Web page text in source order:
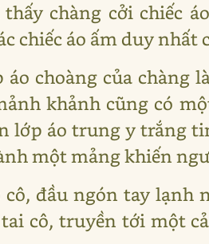
chàng cởi chiếc
chiếc áo ấm duy nhất
choàng của chàng
khảnh cũng có
lớp áo trung y trắng
một mảng khiến
đầu ngón tay lạnh
cô, truyền tới một